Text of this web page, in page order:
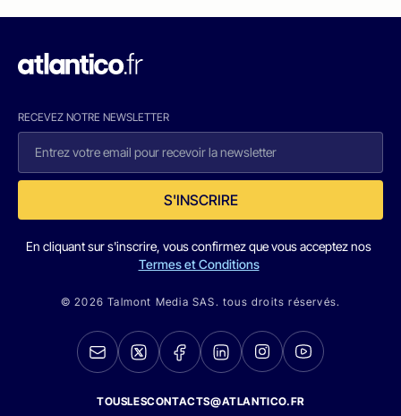
RECEVEZ NOTRE NEWSLETTER
S'INSCRIRE
En cliquant sur s'inscrire, vous confirmez que vous acceptez nos
Termes et Conditions
© 2026 Talmont Media SAS. tous droits réservés.
TOUSLESCONTACTS@ATLANTICO.FR